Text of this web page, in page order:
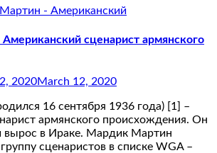
сценарист армянского
2020March 12, 2020
16 сентября 1936 года) [1] –
армянского происхождения. Он
вырос в Ираке. Мардик Мартин
сценаристов в списке WGA –